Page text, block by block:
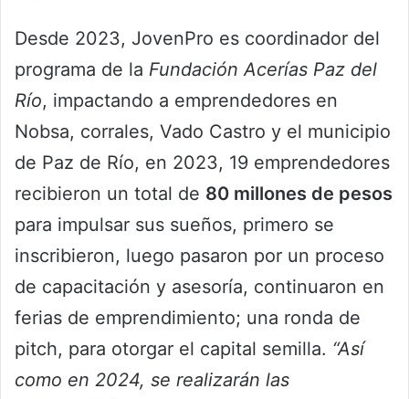
Desde 2023, JovenPro es coordinador del
programa de la Fundación Acerías Paz del
Río, impactando a emprendedores en
Nobsa, corrales, Vado Castro y el municipio
de Paz de Río, en 2023, 19 emprendedores
recibieron un total de 80 millones de pesos
para impulsar sus sueños, primero se
inscribieron, luego pasaron por un proceso
de capacitación y asesoría, continuaron en
ferias de emprendimiento; una ronda de
pitch, para otorgar el capital semilla. “Así
como en 2024, se realizarán las